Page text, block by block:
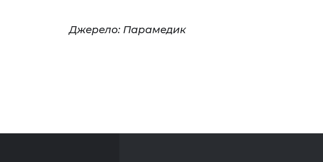
Джерело: Парамедик